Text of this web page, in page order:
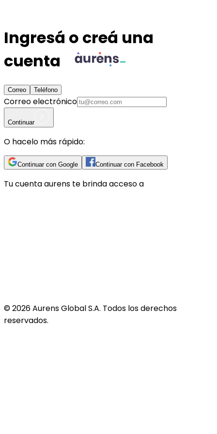
Ingresá o creá una
cuenta
Correo Teléfono
Correo electrónico
Continuar
O hacelo más rápido:
Continuar con Google Continuar con Facebook
Tu cuentaaurens te brinda acceso a
©2026Aurens Global S.A. Todos los derechos
reservados.